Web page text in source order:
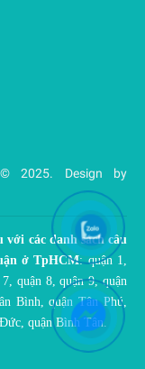
© 2025. Design by
với các danh sách câu
ở TpHCM: quận 1,
quận 8, quận 9, quận
Bình, quận Tân Phú,
quận Bình Tân.